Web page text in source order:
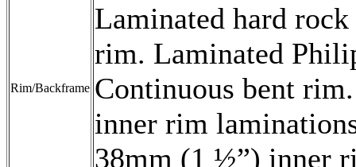
Rim/Backframe
Laminated hard
rim. Laminated
Continuous bent
inner rim
38mm (1 ½”) inner